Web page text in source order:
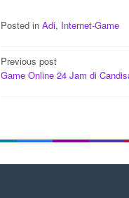
Posted in Adi, Internet-Game
Post
navigation
Previous post
Game Online 24 Jam di